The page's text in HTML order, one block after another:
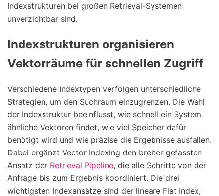
Indexstrukturen bei großen Retrieval-Systemen
unverzichtbar sind.
Indexstrukturen organisieren
Vektorräume für schnellen Zugriff
Verschiedene Indextypen verfolgen unterschiedliche
Strategien, um den Suchraum einzugrenzen. Die Wahl
der Indexstruktur beeinflusst, wie schnell ein System
ähnliche Vektoren findet, wie viel Speicher dafür
benötigt wird und wie präzise die Ergebnisse ausfallen.
Dabei ergänzt Vector Indexing den breiter gefassten
Ansatz der Retrieval Pipeline, die alle Schritte von der
Anfrage bis zum Ergebnis koordiniert. Die drei
wichtigsten Indexansätze sind der lineare Flat Index,